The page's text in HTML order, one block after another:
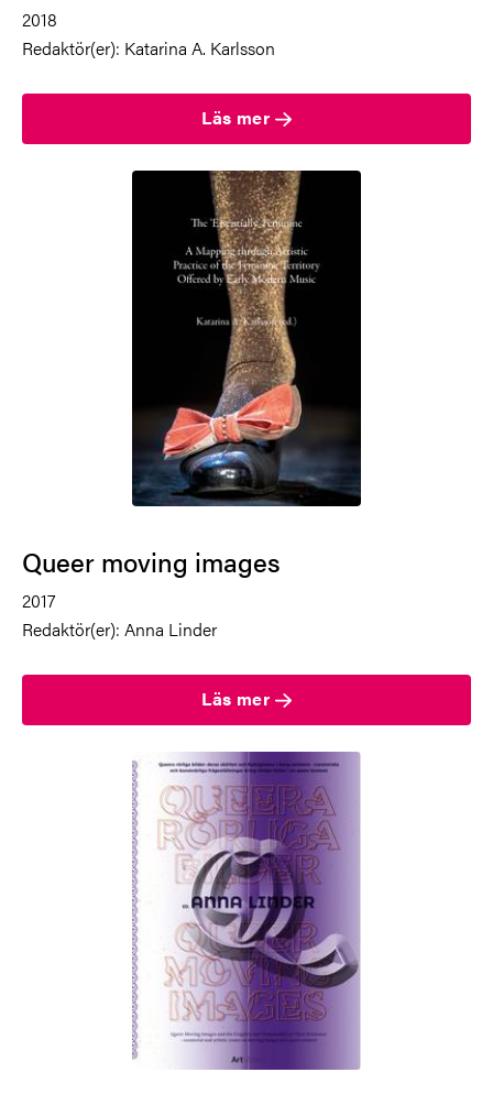
2018
Redaktör(er): Katarina A. Karlsson
Läs mer
Queer moving images
2017
Redaktör(er): Anna Linder
Läs mer